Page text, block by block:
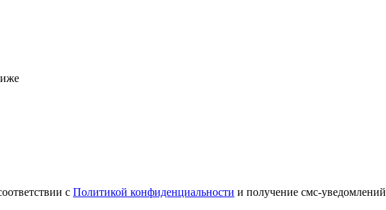
с Политикой конфиденциальности и получение смс-уведомлений